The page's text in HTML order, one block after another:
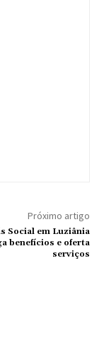
Próximo artigo
Social em Luziânia
benefícios e oferta
serviços